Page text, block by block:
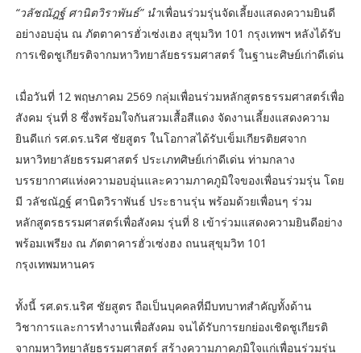
“วลัชณัฎฐ์ ศานิตวิราพันธ์” นำเพื่อนร่วมรุ่นจัดเลี้ยงแสดงความยินดี
อย่างอบอุ่น ณ ภัตตาคารฮั่วเซ่งเฮง สุขุมวิท 101 กรุงเทพฯ หลังได้รับ
การเชิดชูเกียรติจากมหาวิทยาลัยธรรมศาสตร์ ในฐานะศิษย์เก่าดีเด่น
เมื่อวันที่ 12 พฤษภาคม 2569 กลุ่มเพื่อนร่วมหลักสูตรธรรมศาสตร์เพื่อ
สังคม รุ่นที่ 8 ซึ่งพร้อมใจกันสวมเสื้อสีแดง จัดงานเลี้ยงแสดงความ
ยินดีแก่ รศ.ดร.นริศ ชัยสูตร ในโอกาสได้รับเข็มเกียรติยศจาก
มหาวิทยาลัยธรรมศาสตร์ ประเภทศิษย์เก่าดีเด่น ท่ามกลาง
บรรยากาศแห่งความอบอุ่นและความภาคภูมิใจของเพื่อนร่วมรุ่น โดย
มี วลัชณัฎฐ์ ศานิตวิราพันธ์ ประธานรุ่น พร้อมด้วยเพื่อนๆ ร่วม
หลักสูตรธรรมศาสตร์เพื่อสังคม รุ่นที่ 8 เข้าร่วมแสดงความยินดีอย่าง
พร้อมเพรียง ณ ภัตตาคารฮั่วเซ่งฮง ถนนสุขุมวิท 101
กรุงเทพมหานคร
ทั้งนี้ รศ.ดร.นริศ ชัยสูตร ถือเป็นบุคคลที่มีบทบาทสำคัญทั้งด้าน
วิชาการและการทำงานเพื่อสังคม จนได้รับการยกย่องเชิดชูเกียรติ
จากมหาวิทยาลัยธรรมศาสตร์ สร้างความภาคภูมิใจแก่เพื่อนร่วมรุ่น